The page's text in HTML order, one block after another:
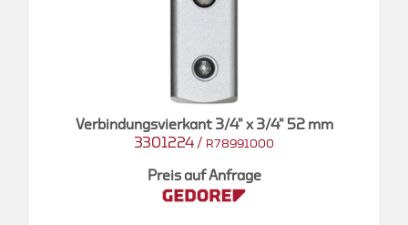
Verbindungsvierkant 3/4" x 3/4" 52 mm
3301224 / R78991000
Preis auf Anfrage